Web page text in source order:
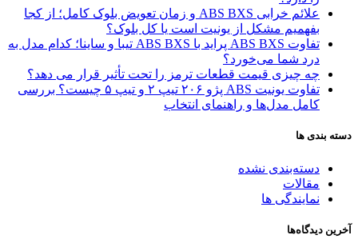
علائم خرابی ABS BXS و زمان تعویض بلوک کامل؛ از کجا
بفهمیم مشکل از یونیت است یا کل بلوک؟
تفاوت ABS BXS پراید با ABS BXS تیبا و ساینا؛ کدام مدل به
درد شما می‌خورد؟
چه چیزی قیمت قطعات ترمز را تحت تأثیر قرار می دهد؟
تفاوت یونیت ABS پژو ۲۰۶ تیپ ۲ و تیپ ۵ چیست؟ بررسی
کامل مدل‌ها و راهنمای انتخاب
دسته بندی ها
دسته‌بندی نشده
مقالات
نمایندگی ها
آخرین دیدگاه‌ها